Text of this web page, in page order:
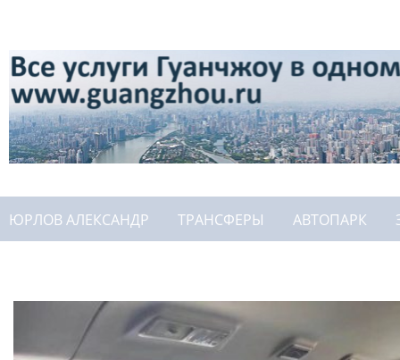
ЮРЛОВ АЛЕКСАНДР ТРАНСФЕРЫ АВТОПАРК